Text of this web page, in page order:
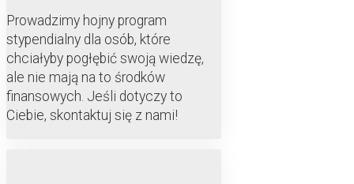
Prowadzimy hojny program
stypendialny dla osób, które
chciałyby pogłębić swoją wiedzę,
ale nie mają na to środków
finansowych. Jeśli dotyczy to
Ciebie, skontaktuj się z nami!